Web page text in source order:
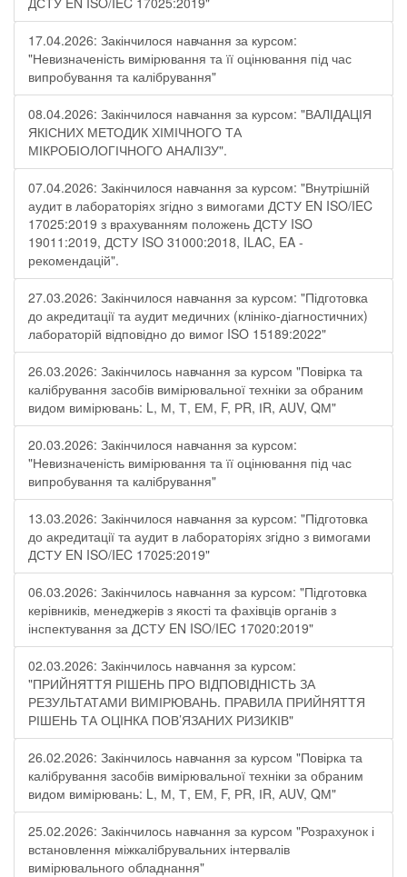
17.04.2026: Закінчилося навчання за курсом:
"Невизначеність вимірювання та її оцінювання під час
випробування та калібрування"
08.04.2026: Закінчилося навчання за курсом: "ВАЛІДАЦІЯ
ЯКІСНИХ МЕТОДИК ХІМІЧНОГО ТА
МІКРОБІОЛОГІЧНОГО АНАЛІЗУ".
07.04.2026: Закінчилося навчання за курсом: "Внутрішній
аудит в лабораторіях згідно з вимогами ДСТУ EN ISO/IEC
17025:2019 з врахуванням положень ДСТУ ISO
19011:2019, ДСТУ ISO 31000:2018, ILAC, EA -
рекомендацій".
27.03.2026: Закінчилося навчання за курсом: "Підготовка
до акредитації та аудит медичних (клініко-діагностичних)
лабораторій відповідно до вимог ISO 15189:2022"
26.03.2026: Закінчилось навчання за курсом "Повірка та
калібрування засобів вимірювальної техніки за обраним
видом вимірювань: L, М, Т, ЕМ, F, РR, ІR, АUV, QМ"
20.03.2026: Закінчилося навчання за курсом:
"Невизначеність вимірювання та її оцінювання під час
випробування та калібрування"
13.03.2026: Закінчилося навчання за курсом: "Підготовка
до акредитації та аудит в лабораторіях згідно з вимогами
ДСТУ EN ISO/IEC 17025:2019"
06.03.2026: Закінчилось навчання за курсом: "Підготовка
керівників, менеджерів з якості та фахівців органів з
інспектування за ДСТУ EN ISO/IEC 17020:2019"
02.03.2026: Закінчилось навчання за курсом:
"ПРИЙНЯТТЯ РІШЕНЬ ПРО ВІДПОВІДНІСТЬ ЗА
РЕЗУЛЬТАТАМИ ВИМІРЮВАНЬ. ПРАВИЛА ПРИЙНЯТТЯ
РІШЕНЬ ТА ОЦІНКА ПОВ’ЯЗАНИХ РИЗИКІВ"
26.02.2026: Закінчилось навчання за курсом "Повірка та
калібрування засобів вимірювальної техніки за обраним
видом вимірювань: L, М, Т, ЕМ, F, РR, ІR, АUV, QМ"
25.02.2026: Закінчилось навчання за курсом "Розрахунок і
встановлення міжкалібрувальних інтервалів
вимірювального обладнання"